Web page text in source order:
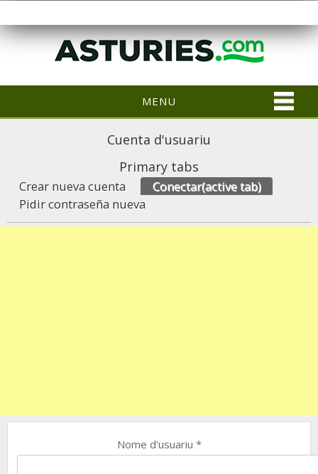
MENU
Cuenta d'usuariu
Primary tabs
Crear nueva cuenta Conectar(active tab)
Pidir contraseña nueva
Nome d'usuariu *